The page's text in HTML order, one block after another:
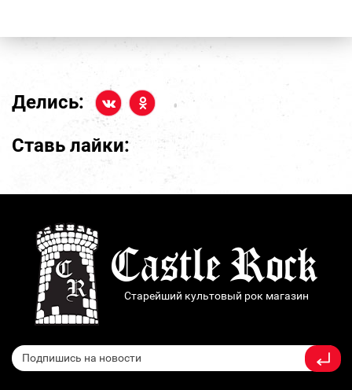
Делись:
Ставь лайки:
Старейший культовый рок магазин